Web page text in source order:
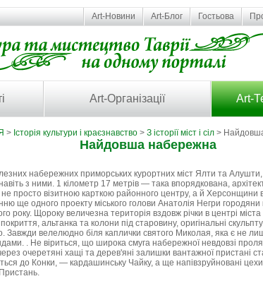
Art-Новини Art-Блог Гостьова
Art-Організації Art-
> Історія культури і краєзнавство > З історії міст і сіл >
Найдовша набережна
набережних приморських курортних міст Ялти та
з ними. 1 кілометр 17 метрів — така впорядкована,
не просто візитною карткою районного центру, а й Херсонщини
одного проекту міського голови Анатолія Негри городяни
року. Щороку величезна територія вздовж річки в центрі
альтанка та колони під старовину, оригінальні
Завжди велелюдно біля каплички святого Миколая, яка є не
. Не віриться, що широка смуга набережної невдовзі
очеретяні хащі та дерев'яні залишки вантажної пристані
до Конки, — кардашинську Чайку, а ще напівзруйновані цехи